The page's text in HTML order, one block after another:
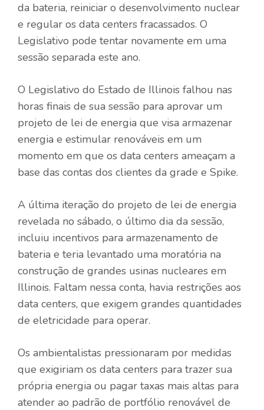
da bateria, reiniciar o desenvolvimento nuclear
e regular os data centers fracassados. O
Legislativo pode tentar novamente em uma
sessão separada este ano.
O Legislativo do Estado de Illinois falhou nas
horas finais de sua sessão para aprovar um
projeto de lei de energia que visa armazenar
energia e estimular renováveis ​​em um
momento em que os data centers ameaçam a
base das contas dos clientes da grade e Spike.
A última iteração do projeto de lei de energia
revelada no sábado, o último dia da sessão,
incluiu incentivos para armazenamento de
bateria e teria levantado uma moratória na
construção de grandes usinas nucleares em
Illinois. Faltam nessa conta, havia restrições aos
data centers, que exigem grandes quantidades
de eletricidade para operar.
Os ambientalistas pressionaram por medidas
que exigiriam os data centers para trazer sua
própria energia ou pagar taxas mais altas para
atender ao padrão de portfólio renovável de